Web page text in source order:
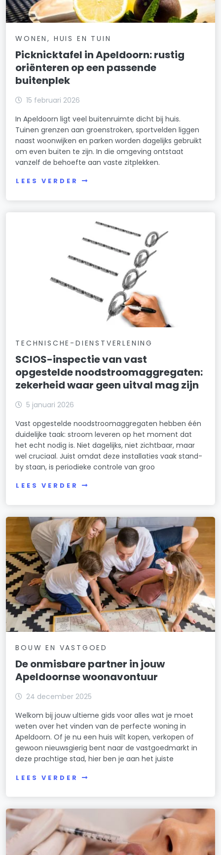
WONEN, HUIS EN TUIN
Picknicktafel in Apeldoorn: rustig
oriënteren op een passende
buitenplek
15 februari 2026
In Apeldoorn ligt veel buitenruimte dicht bij huis.
Tuinen grenzen aan groenstroken, sportvelden liggen
naast woonwijken en parken worden dagelijks gebruikt
om even buiten te zijn. In die omgeving ontstaat
vanzelf de behoefte aan vaste zitplekken.
LEES VERDER
TECHNISCHE-DIENSTVERLENING
SCIOS-inspectie van vast
opgestelde noodstroomaggregaten:
zekerheid waar geen uitval mag zijn
5 januari 2026
Vast opgestelde noodstroomaggregaten hebben één
duidelijke taak: stroom leveren op het moment dat
het echt nodig is. Niet dagelijks, niet zichtbaar, maar
wel cruciaal. Juist omdat deze installaties vaak stand-
by staan, is periodieke controle van groo
LEES VERDER
BOUW EN VASTGOED
De onmisbare partner in jouw
Apeldoornse woonavontuur
24 december 2025
Welkom bij jouw ultieme gids voor alles wat je moet
weten over het vinden van de perfecte woning in
Apeldoorn. Of je nu een huis wilt kopen, verkopen of
gewoon nieuwsgierig bent naar de vastgoedmarkt in
deze prachtige stad, hier ben je aan het juiste
LEES VERDER